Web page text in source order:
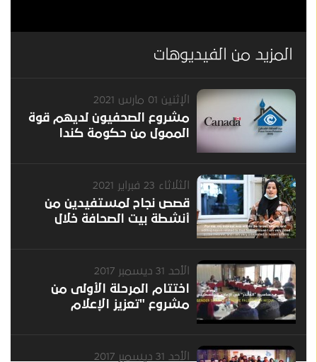
المزيد من الفيديوهات
الإثنين 01 مارس 2021
مشروع الصحفيون لديهم قوة
الممول من حكومة كندا
الثلاثاء 23 فبراير 2021
قصص نجاح لمستفيدين من
أنشطة بيت الصحافة خلال
الأحد 31 ديسمبر 2017
اختتام المرحلة الأولى من
مشروع "تعزيز الإعلام
الأحد 31 ديسمبر 2017